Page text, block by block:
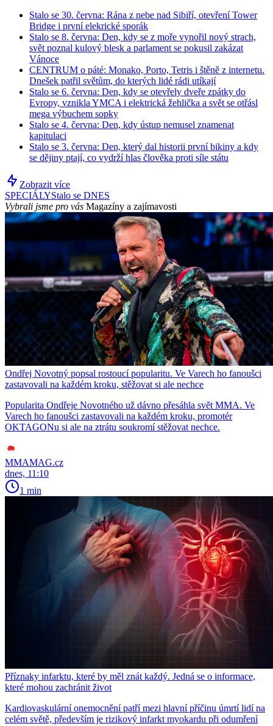
Stalo se 30. června: Rána z nebe nad Sibiří, otevření Tower
Bridge i první elekrické sporák
Stalo se 8. června: Den, kdy se z moře vynořil nový strach,
svět poznal kulový blesk a parlament se pokusil zakázat
Vánoce
CENTRUM o páté: Monako, Porto, Tetris i štěně z internetu.
Dnešek patřil světům, do kterých lidé rádi utíkají
Stalo se 6. června: Den, kdy se otevřely dveře zpátky do
Evropy, vznikla YMCA i elektrická žehlička a svět se otřásl
mega výbuchem sopky
Stalo se 4. června: Den, kdy ústup nemusel znamenat
kapitulaci
Stalo se 3. června: Den, který dal historii první bikiny a kdy
se dějiny ptají, co vydrží hlas člověka proti síle státu
Zobrazit více
SPECIÁLYStalo se DNES
Vybrali jsme pro vás Magazíny a zajímavosti
Ondřej Novotný popsal rostoucí popularitu. Ve Varech ho fanoušci
zastavovali na každém kroku, stěžovat si ale nechce
Popularita Ondřeje Novotného už dávno přesáhla svět MMA. Ve
Varech ho fanoušci zastavovali na každém kroku, promotér
OKTAGONu si ale na ztrátu soukromí stěžovat nechce.
MMAMAG.cz
dnes, 11:10
1 min
Příznaky infarktu, které by měl znát každý. Jedná se o informace,
které mohou zachránit život
Kardiovaskulární onemocnění patří mezi hlavní příčinu úmrtí lidí na
celém světě, především je rizikový infarkt myokardu při odumření